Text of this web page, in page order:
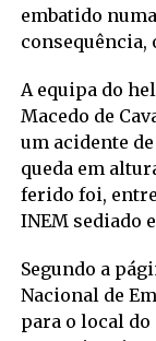
embatido
consequência,
A equipa do
Macedo de
um acidente
queda em
ferido foi,
INEM sediado
Segundo a
Nacional de
para o local